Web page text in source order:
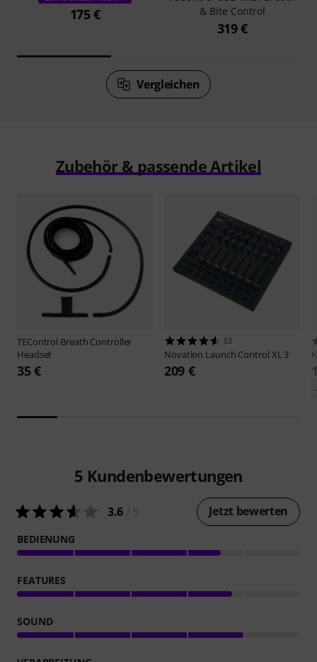
175 €
& Bite Control
319 €
Vergleichen
Zubehör & passende Artikel
TEControl Breath Controller
Headset
35 €
52
Novation Launch Control XL 3
209 €
5 Kundenbewertungen
3.6 Jetzt bewerten
BEDIENUNG
FEATURES
SOUND